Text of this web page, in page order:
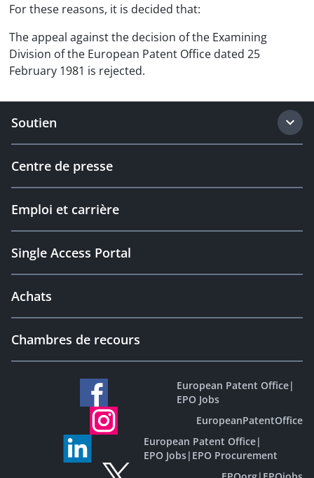
For these reasons, it is decided that:
The appeal against the decision of the Examining
Division of the European Patent Office dated 25
February 1981 is rejected.
Soutien
Centre de presse
Emploi et carrière
Single Access Portal
Achats
Chambres de recours
European Patent Office|
EPO Jobs
EuropeanPatentOffice
European Patent Office|
EPO Jobs| EPO Procurement